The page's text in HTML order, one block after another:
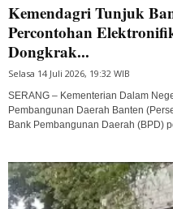
Kemendagri Tunjuk
Percontohan
Dongkrak...
Selasa 14 Juli 2026, 19:32 WIB
SERANG – Kementerian Dalam
Pembangunan Daerah Banten
Bank Pembangunan Daerah (BPD)